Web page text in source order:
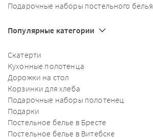
Подарочные наборы постельного белья
Популярные категории
Скатерти
Кухонные полотенца
Дорожки на стол
Корзинки для хлеба
Подарочные наборы полотенец
Подарки
Постельное белье в Бресте
Постельное белье в Витебске